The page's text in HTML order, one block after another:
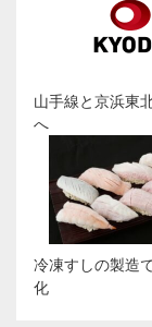
山手線と京浜東
へ
冷凍すしの製造
化